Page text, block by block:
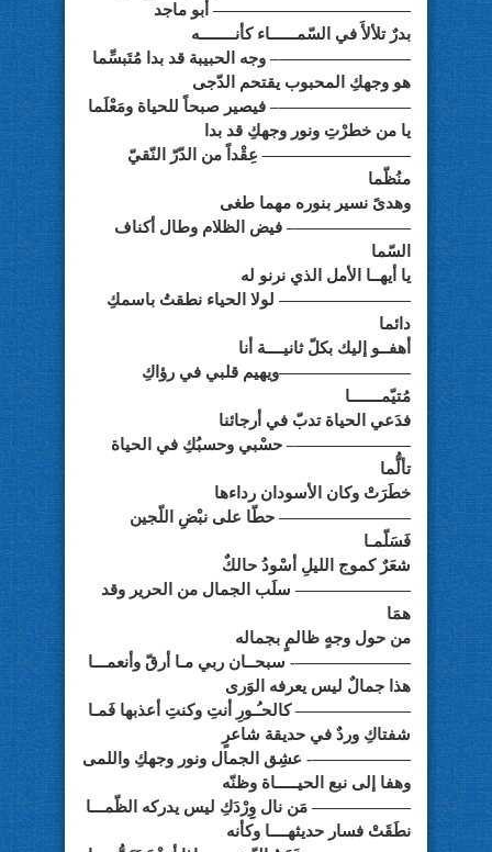
———————————— أبو ماجد
بدرٌ تلألأَ في السّمــــــاء كأنــــــــه
————————– وجه الحبيبة قد بدا مُتَبسِّما
هو وجهكِ المحبوب يقتحم الدّجى
————————– فيصير صبحاً للحياة ومَعْلَما
يا من خطرْتِ ونور وجهكِ قد بدا
————————— عِقْداً من الدّرّ النّقيّ
منُظّما
وهدىً نسير بنوره مهما طغى
———————– فيض الظلام وطال أكناف
السّما
يا أيهــا الأمل الذي نرنو له
———————— لولا الحياء نطقتُ باسمكِ
دائما
أهفــو إليك بكلّ ثانيــــة أنا
————————ويهيم قلبي في رؤاكِ
مُتيّمـــــــا
فدَعي الحياة تدبّ في أرجائنا
———————– حسْبي وحسبُكِ في الحياة
تألُّما
خطَرَتْ وكان الأسودان رداءها
———————— حطّا على نبْضِ اللّجين
فَسَلّمـا
شعَرٌ كموج الليلِ أسْودُ حالكٌ
——————— سلَب الجمال من الحرير وقد
همَا
من حول وجهٍ ظالمٍ بجماله
———————- سبحــان ربي مـا أرقّ وأنعمـــا
هذا جمالٌ ليس يعرفه الوَرى
——————— كالحـُـورِ أنتِ وكنتِ أعذبها فَمـا
شفتاكِ وردٌ في حديقة شاعرٍ
——————- عشِق الجمال ونور وجهكِ واللمى
وهفا إلى نبع الحيـــــاة وظنّه
—————— مَن نال وِِرْدَكِ ليس يدركه الظّمـــا
نطَقَتْ فسار حديثهــــا وكأنه